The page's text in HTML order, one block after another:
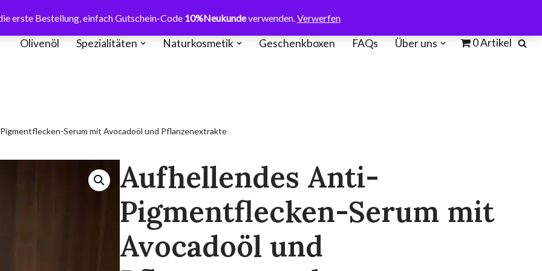
erste Bestellung, einfach Gutschein-Code 10%Neukundeverwenden.Verwerfen
Olivenöl Spezialitäten Naturkosmetik Geschenkboxen FAQs Über uns 0 Artikel
Serum mit Avocadoöl und Pflanzenextrakte
Aufhellendes Anti-
Pigmentflecken-Serum mit
Avocadoöl und